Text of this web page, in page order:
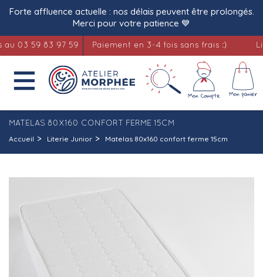
Forte affluence actuelle : nos délais peuvent être prolongés.
Merci pour votre patience 💙
59 83 97 59 Paiement en 3-4 fois sans frais :) Literie

MATELAS 80X160 CONFORT FERME 15CM
Accueil Literie Junior Matelas 80x160 confort ferme 15cm